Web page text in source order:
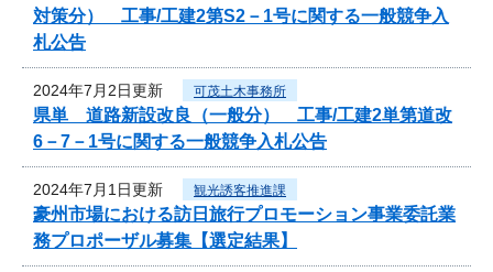
対策分） 工事/工建2第S2－1号に関する一般競争入
札公告
2024年7月2日更新 可茂土木事務所
県単 道路新設改良（一般分） 工事/工建2単第道改
6－7－1号に関する一般競争入札公告
2024年7月1日更新 観光誘客推進課
豪州市場における訪日旅行プロモーション事業委託業
務プロポーザル募集【選定結果】